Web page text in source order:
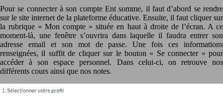
Pour se connecter à son compte Ent somme, il faut d’abord se rendre
sur le site internet de la plateforme éducative. Ensuite, il faut cliquer sur
la rubrique « Mon compte » située en haut à droite de l’écran. A ce
moment-là, une fenêtre s’ouvrira dans laquelle il faudra entrer son
adresse email et son mot de passe. Une fois ces informations
renseignées, il suffit de cliquer sur le bouton « Se connecter » pour
accéder à son espace personnel. Dans celui-ci, on retrouve nos
différents cours ainsi que nos notes.